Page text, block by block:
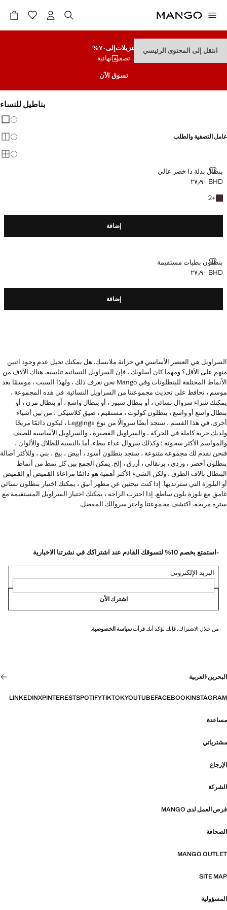
انتقل إلى المحتوى الرئيسي تنزيلاتإلى٧٠%
تصفية نهائية
تسوق الآن
بناطيل للنساء
عامل التصفية والطلب
بنطال بدلة ذا خصر عالي
بنطال بدلة ذا خصر عالي
السعر الحالي [BHD ٢٧٫٩٠ ]
BHD ٢٧٫٩٠
+
2+2 المزيد من الألوان
إضافة
بنطلون بطيات مستقيمة
بنطلون بطيات مستقيمة
السعر الحالي [BHD ٢٧٫٩٠ ]
BHD ٢٧٫٩٠
إضافة
السراويل هي العنصر الأساسي في خزانة ملابسك. هل يمكنك تخيل عدم وجود اثنين
منهم على الأقل؟ ومهما كان أسلوبك ، فإن السراويل النسائية تناسبه. هناك الآلاف من
الأنماط المختلفة للبنطلونات وفي Mango نحن نعرف ذلك ، ولهذا السبب ، موسمًا بعد
موسم ، نحافظ على تحديث مجموعتنا من السراويل النسائية. في هذه المجموعة ،
يمكنك شراء سروال نسائي ، أو بنطال سبور ، أو بنطال واسع ، أو بنطال مرن ، أو
بنطال واسع أو واسع ، بنطلون كولوت ، مستقيم ، ضيق كلاسيكي ، من بين أشياء
أخرى. في هذا القسم ، ستجد أيضًا سروالًا من نوع Leggings ، ليكون دائمًا مريحًا
ولديك حرية كاملة في الحركة ، والسراويل القصيرة ، والسراويل الأساسية للصيف
والمواسم الأكثر سخونة ؛ وكذلك سروال عداء ببطء. أما بالنسبة للظلال والألوان ،
فنحن نقدم لك مجموعة متنوعة ، ستجد بنطلون أسود ، أبيض ، بيج ، بني ، وللأكثر أصالة
بنطلون أخضر ، وردي ، برتقالي ، أزرق ، إلخ. يمكن الجمع بين كل نمط من أنماط
البنطال بآلاف الطرق ، ولكن الشيء الأكثر أهمية هو دائمًا مراعاة القميص أو القميص
أو البلوزة التي سترتديها. إذا كنت تبحثين عن مظهر أنيق ، يمكنك اختيار بنطلون نسائي
غامق مع بلوزة بلون ساطع. إذا اخترت الراحة ، يمكنك اختيار السراويل المستقيمة مع
سترة مريحة. اكتشف مجموعتنا واختر سروالك المفضل.
-استمتع بخصم 10% لتسوقك القادم عند اشتراكك في نشرتنا الاخبارية
البريد الإلكتروني
اشترك الأن
من خلال الاشتراك، فإنك تؤكد أنك قرأتسياسة الخصوصية.
البحرين·العربية
INSTAGRAM
FACEBOOK
YOUTUBE
TIKTOK
SPOTIFY
PINTEREST
X
LINKEDIN
مساعدة
مشترياتي
الإرجاع
الشركة
فرص العمل لدى MANGO
الصحافة
MANGO OUTLET
SITE MAP
المسؤولية